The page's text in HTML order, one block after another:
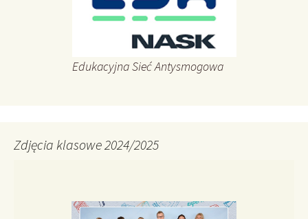
Edukacyjna Sieć Antysmogowa
Zdjęcia klasowe 2024/2025